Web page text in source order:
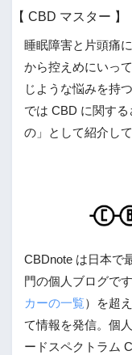
【 CBD マスター 】
睡眠障害と片頭痛
から控えめにいっ
じような悩みを持
では CBD に関す
の」として紹介して
CBDnote は日本で
門の個人ブログで
カーの一覧）を超
て情報を発信。個
ードスペクトラム